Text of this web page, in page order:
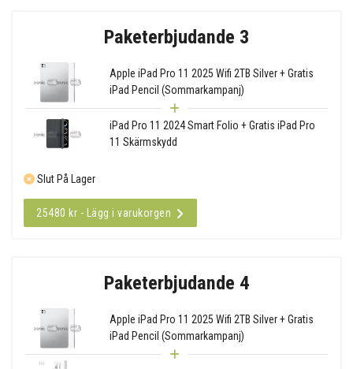
Paketerbjudande 3
Apple iPad Pro 11 2025 Wifi 2TB Silver + Gratis
iPad Pencil (Sommarkampanj)
iPad Pro 11 2024 Smart Folio + Gratis iPad Pro
11 Skärmskydd
Slut På Lager
25480 kr - Lägg i varukorgen
Paketerbjudande 4
Apple iPad Pro 11 2025 Wifi 2TB Silver + Gratis
iPad Pencil (Sommarkampanj)